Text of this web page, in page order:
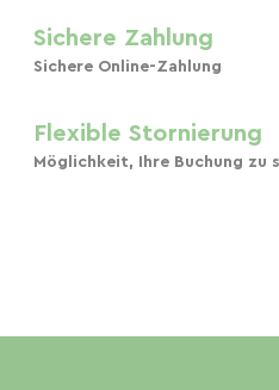
Sichere Zahlung
Sichere Online-Zahlung
Flexible Stornierung
Möglichkeit, Ihre Buchung zu